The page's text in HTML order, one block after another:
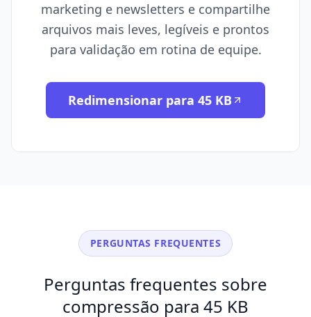
marketing e newsletters e compartilhe
arquivos mais leves, legíveis e prontos
para validação em rotina de equipe.
Redimensionar para 45 KB
PERGUNTAS FREQUENTES
Perguntas frequentes sobre
compressão para 45 KB